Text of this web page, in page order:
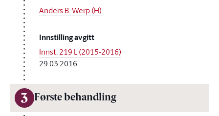
Anders B. Werp (H)
Innstilling avgitt
Innst. 219 L (2015-2016)
29.03.2016
3 Første behandling